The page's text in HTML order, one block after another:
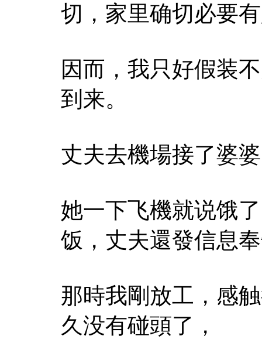
切，家里确切必要
因而，我只好假装
到来。
丈夫去機場接了婆
她一下飞機就说饿
饭，丈夫還發信息
那時我剛放工，感
久没有碰頭了，